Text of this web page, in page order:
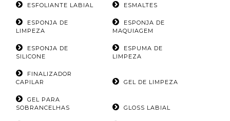
ESFOLIANTE LABIAL ESMALTES
ESPONJA DE
LIMPEZA
ESPONJA DE
MAQUIAGEM
ESPONJA DE
SILICONE
ESPUMA DE
LIMPEZA
FINALIZADOR
CAPILAR
GEL DE LIMPEZA
GEL PARA
SOBRANCELHAS
GLOSS LABIAL